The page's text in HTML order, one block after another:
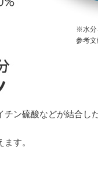
※水分
参考
ン硫酸などが結合し
す。